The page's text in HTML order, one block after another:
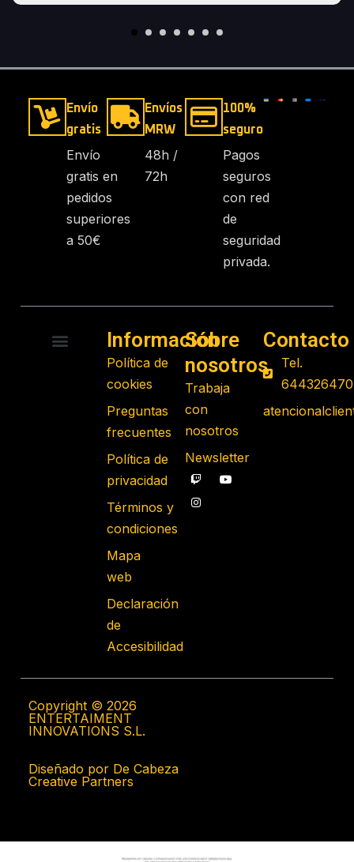
Envío
gratis
Envío
gratis en
pedidos
superiores
a 50€
Envíos
MRW
48h /
72h
100%
seguro
Pagos
seguros
con red
de
seguridad
privada.
Información
Política de
cookies
Preguntas
frecuentes
Política de
privacidad
Términos y
condiciones
Mapa
web
Declaración
de
Accesibilidad
Sobre
nosotros
Trabaja
con
nosotros
Newsletter
Contacto
Tel.
644326470
Copyright © 2026
ENTERTAIMENT
INNOVATIONS S.L.
Diseñado por De Cabeza
Creative Partners